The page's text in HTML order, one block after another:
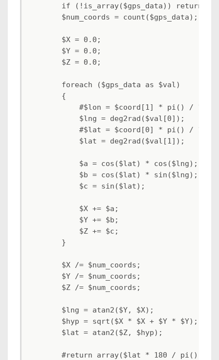
if (!is_array($gps_data)) return
        $num_coords = count($gps_data);
        $X = 0.0;
        $Y = 0.0;
        $Z = 0.0;
        foreach ($gps_data as $val)
        {
            #$lon = $coord[1] * pi() / 180;
            $lng = deg2rad($val[0]);
            #$lat = $coord[0] * pi() / 180;
            $lat = deg2rad($val[1]);
            $a = cos($lat) * cos($lng);
            $b = cos($lat) * sin($lng);
            $c = sin($lat);
            $X += $a;
            $Y += $b;
            $Z += $c;
        }
        $X /= $num_coords;
        $Y /= $num_coords;
        $Z /= $num_coords;
        $lng = atan2($Y, $X);
        $hyp = sqrt($X * $X + $Y * $Y);
        $lat = atan2($Z, $hyp);
#return array($lat * 180 / pi(),